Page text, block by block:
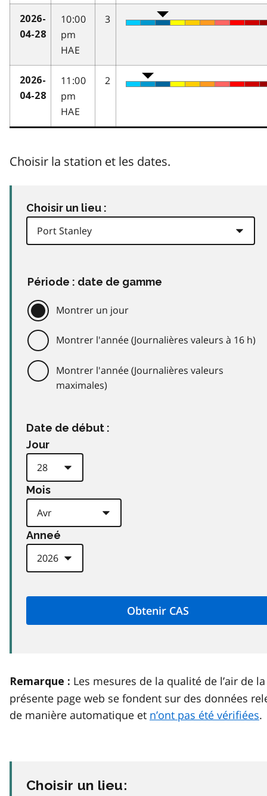
2026-
04-28
10:00
pm
HAE
3
2026-
04-28
11:00
pm
HAE
2
Choisir la station et les dates.
Choisir un lieu :
Période : date de gamme
Montrer un jour
Montrer l'année (Journalières valeurs à 16 h)
Montrer l'année (Journalières valeurs
maximales)
Date de début :
Jour
Mois
Anneé
Remarque : Les mesures de la qualité de l’air de la
présente page web se fondent sur des données
de manière automatique et n’ont pas été vérifiées.
Choisir un lieu: